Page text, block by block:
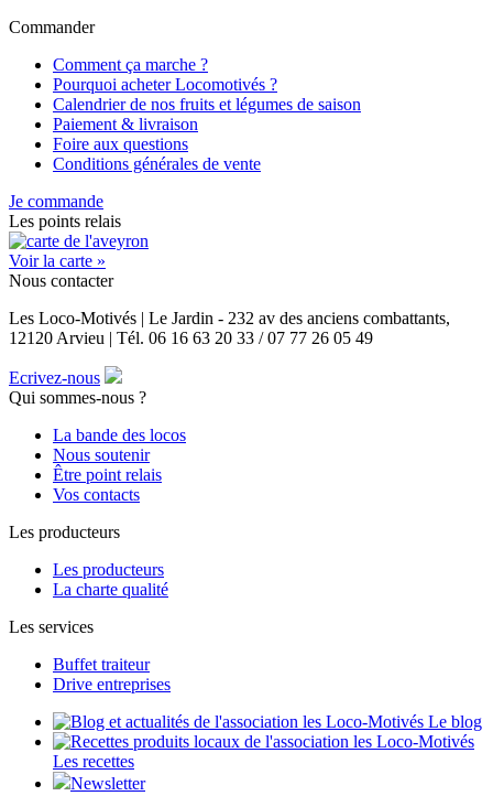
Commander
Comment ça marche ?
Pourquoi acheter Locomotivés ?
Calendrier de nos fruits et légumes de saison
Paiement & livraison
Foire aux questions
Conditions générales de vente
Je commande
Les points relais
Voir la carte »
Nous contacter
Les Loco-Motivés | Le Jardin - 232 av des anciens combattants,
12120 Arvieu | Tél. 06 16 63 20 33 / 07 77 26 05 49
Ecrivez-nous
Qui sommes-nous ?
La bande des locos
Nous soutenir
Être point relais
Vos contacts
Les producteurs
Les producteurs
La charte qualité
Les services
Buffet traiteur
Drive entreprises
Le blog
Les recettes
Newsletter